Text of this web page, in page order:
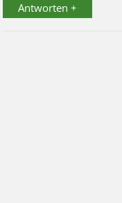
Antworten +